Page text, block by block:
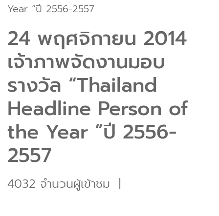
Year ”ปี 2556-2557
24 พฤศจิกายน 2014
เจ้าภาพจัดงานมอบ
รางวัล “Thailand
Headline Person of
the Year ”ปี 2556-
2557
4032 จำนวนผู้เข้าชม |